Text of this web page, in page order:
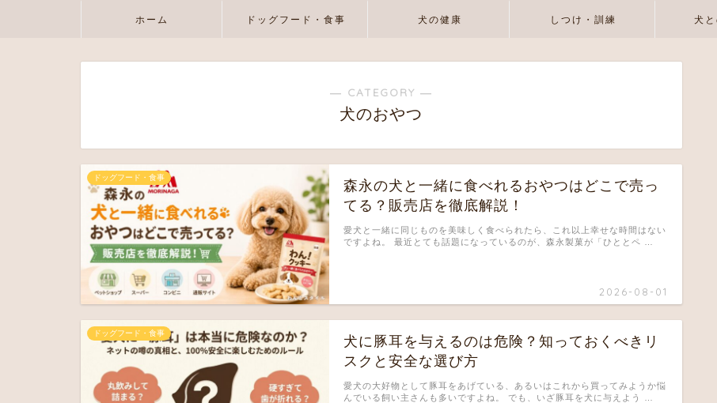
ホーム ドッグフード・食事 犬の健康 しつけ・訓練 犬
― CATEGORY ―
犬のおやつ
ドッグフード・食事
森永の犬と一緒に食べれるおやつはどこで売っ
てる？販売店を徹底解説！
2026-08-01
愛犬と一緒に同じものを美味しく食べられたら、これ以上幸せな時間はない
ですよね。 最近とても話題になっているのが、森永製菓が「ひととペ …
ドッグフード・食事
犬に豚耳を与えるのは危険？知っておくべきリ
スクと安全な選び方
愛犬の大好物として豚耳をあげている、あるいはこれから買ってみようか悩
んでいる飼い主さんも多いですよね。 でも、いざ豚耳を犬に与えよう …